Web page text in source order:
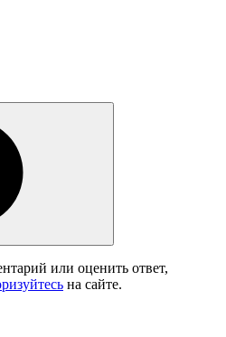
или оценить ответ,
на сайте.